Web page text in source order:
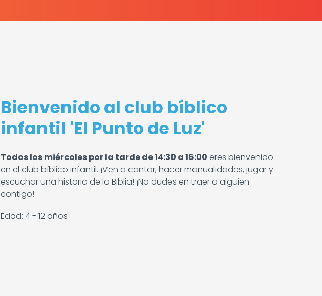
Bienvenido al club bíblico
infantil 'El Punto de Luz'
Todos los miércoles por la tarde de 14:30 a 16:00 eres bienvenido
en el club bíblico infantil. ¡Ven a cantar, hacer manualidades, jugar y
escuchar una historia de la Biblia! ¡No dudes en traer a alguien
contigo!
Edad: 4 - 12 años